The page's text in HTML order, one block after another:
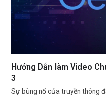
Hướng Dẫn làm Video
3
Sự bùng nổ của truyền thông